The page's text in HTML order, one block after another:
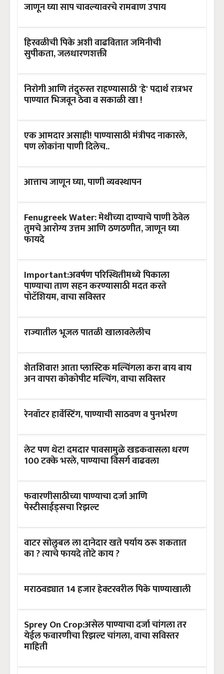
जाणून घ्या साप चावल्यावरचे रामबाण उपाय
हिरवळीची पिके अशी वाढवितात जमिनीची
सुपीकता, जलधारणशक्ती
निरोगी आणि तंदुरुस्त राहण्यासाठी 'हे' पदार्थ रात्रभर
पाण्यात भिजवून ठेवा व सकाळी खा !
एक आमदार असाही! पाण्यासाठी मंत्रीपद नाकारले,
पण लोकांना पाणी दिलेच..
आत्ताच जाणून घ्या, पाणी व्यवस्थापन
Fenugreek Water: मेथीच्या दाण्याचे पाणी ठेवेल
तुमचे आरोग्य उत्तम आणि ठणठणीत, जाणून घ्या
फायदे
Important:अवर्षण परिस्थितीमध्ये पिकाला
पाण्याचा ताण सहन करण्यासाठी मदत करते
पोटॅशियम, वाचा सविस्तर
राज्यातील भूजल पातळी खालावलेलीच
शेतशिवार! आता प्लास्टिक मल्चिंगला करा बाय बाय
अन वापरा कोकोपीट मल्चिंग, वाचा सविस्तर
रेनवॉटर हार्वेस्टिंग, पाण्याची साठवण व पुनर्भरण
लेट पण थेट! दमदार पावसामुळे खडकवासला धरण
100 टक्के भरले, पाण्याचा विसर्ग वाढवला
फवारणीसाठीच्या पाण्याचा दर्जा आणि
पेस्टीसाईड्सचा रिझल्ट
वाटर सोलुबल ला दानेदार खते पर्याय ठरू शकतात
का ? त्याचे फायदे तोटे काय ?
मराठवड्यात 14 हजार हेक्टरवरील पिके पाण्याखाली
Sprey On Crop:असेल पाण्याचा दर्जा चांगला तर
येईल फवारणीचा रिझल्ट चांगला, वाचा सविस्तर
माहिती